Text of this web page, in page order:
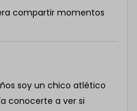
compartir momentos
soy un chico atlético
conocerte a ver si